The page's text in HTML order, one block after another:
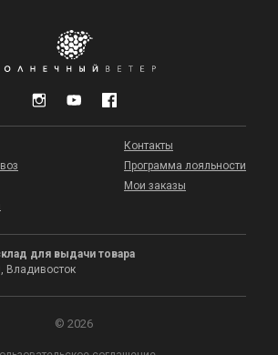
Контакты
Программа лояльности
Мои заказы
для выдачи товара
Владивосток
© 2026